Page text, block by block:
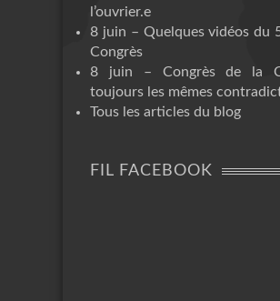
l’ouvrier.e
8 juin – Quelques vidéos du
Congrès
8 juin – Congrès de la
toujours les mêmes
Tous les articles du blog
FIL FACEBOOK